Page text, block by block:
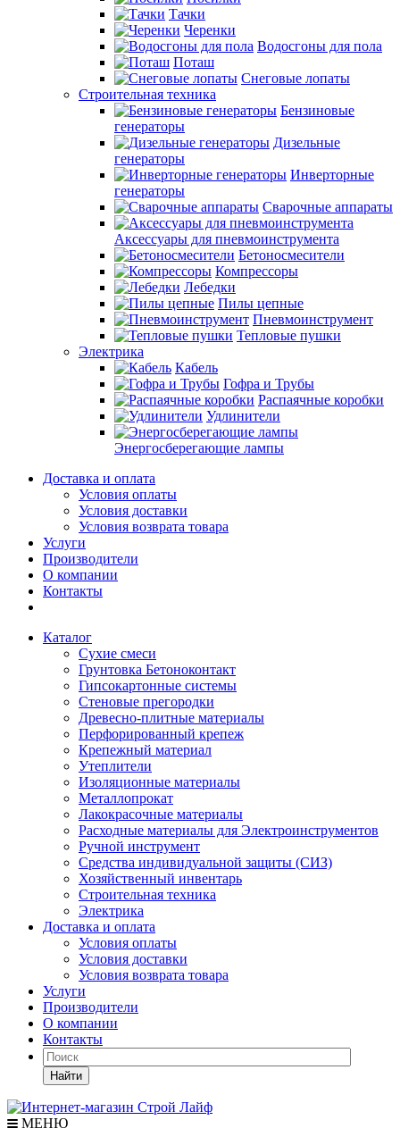
Тачки
Черенки
Водосгоны для пола
Поташ
Снеговые лопаты
Строительная техника
Бензиновые
генераторы
Дизельные
генераторы
Инверторные
генераторы
Сварочные аппараты
Аксессуары для пневмоинструмента
Бетоносмесители
Компрессоры
Лебедки
Пилы цепные
Пневмоинструмент
Тепловые пушки
Электрика
Кабель
Гофра и Трубы
Распаячные коробки
Удлинители
Энергосберегающие лампы
Доставка и оплата
Условия оплаты
Условия доставки
Условия возврата товара
Услуги
Производители
О компании
Контакты
Каталог
Сухие смеси
Грунтовка Бетоноконтакт
Гипсокартонные системы
Стеновые прегородки
Древесно-плитные материалы
Перфорированный крепеж
Крепежный материал
Утеплители
Изоляционные материалы
Металлопрокат
Лакокрасочные материалы
Расходные материалы для Электроинструментов
Ручной инструмент
Средства индивидуальной защиты (СИЗ)
Хозяйственный инвентарь
Строительная техника
Электрика
Доставка и оплата
Условия оплаты
Условия доставки
Условия возврата товара
Услуги
Производители
О компании
Контакты
Найти
МЕНЮ